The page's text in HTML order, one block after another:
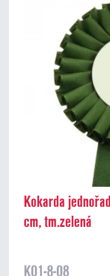
Kokarda
cm, tm.zelená
K01-8-08